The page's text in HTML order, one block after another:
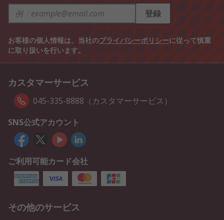
登録
お客様の個人情報は、当社のプライバシーポリシーに従って慎重
に取り扱いを行います。
カスタマーサービス
045-335-8888（カスタマーサービス）
SNS公式アカウント
ご利用可能カード会社
その他のサービス